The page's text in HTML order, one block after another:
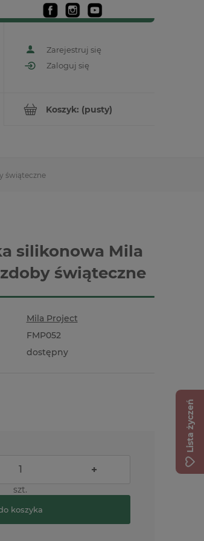
Zarejestruj się
Zaloguj się
Koszyk: (pusty)
świąteczne
silikonowa Mila
świąteczne
Mila Project
FMP052
dostępny
+
szt.
koszyka
Lista życzeń